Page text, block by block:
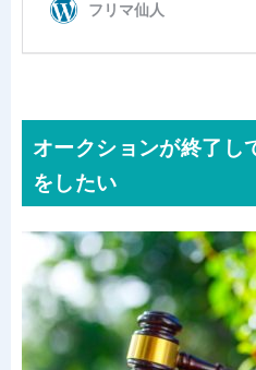
オークションが終了し
をしたい